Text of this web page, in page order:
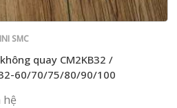
SMC
quay CM2KB32 /
60/70/75/80/90/100
hệ